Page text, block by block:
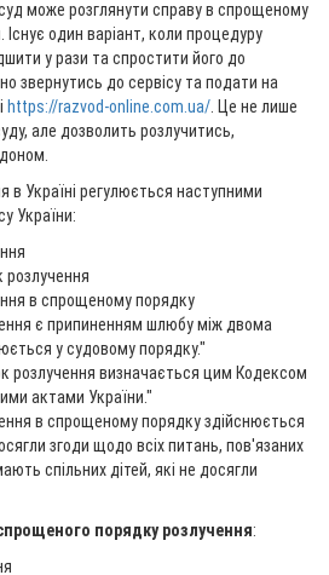
може розглянути справу в спрощеному
один варіант, коли процедуру
у рази та спростити його до
звернутись до сервісу та подати на
https://razvod-online.com.ua/. Це не лише
але дозволить розлучитись,
в Україні регулюється наступними
України:
в спрощеному порядку
є припиненням шлюбу між двома
у судовому порядку."
розлучення визначається цим Кодексом
актами України."
в спрощеному порядку здійснюється
згоди щодо всіх питань, пов'язаних
спільних дітей, які не досягли
порядку розлучення: